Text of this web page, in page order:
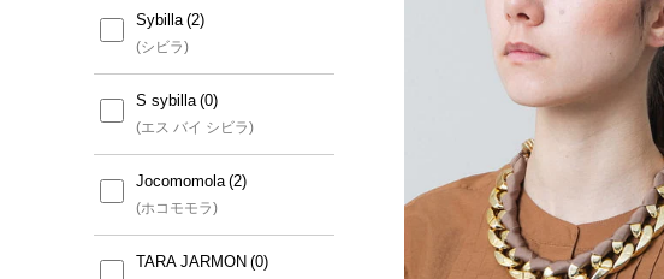
a.v.v KIDS
(アー・ヴェ・ヴェ キッズ)
a.v.v Elmi
(アー・ヴェ・ヴェ エルミ)
Sybilla
(シビラ)
S sybilla
(エス バイ シビラ)
Jocomomola
(ホコモモラ)
TARA JARMON